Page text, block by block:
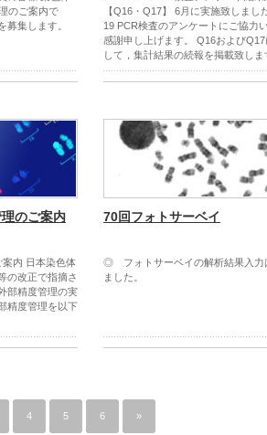
のご案内で
募集します。
【Q16・Q17】 6月に実施致しまし
19 PCR検査のアンケートにご協力
感謝申し上げます。 Q16および
して，集計結果の続報を掲載致しま
のご案内
内 日本染色体
の改正で指摘さ
部精度管理の実
精度管理を以下
70回フォトサーベイ
◎ フォトサーベイの解析結果入力
ました。
4 5 6 »